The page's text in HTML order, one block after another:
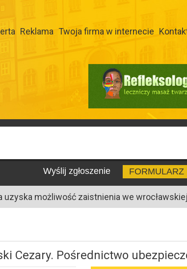
Reklama Twoja firma w internecie
Wyślij zgłoszenie FORMULARZ
możliwość zaistnienia we
Cezary. Pośrednictwo